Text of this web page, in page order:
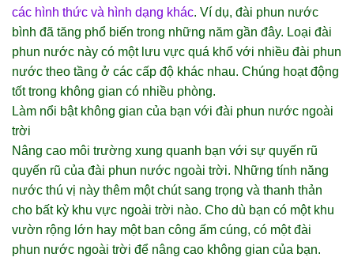
các hình thức và hình dạng khác. Ví dụ, đài phun nước
bình đã tăng phổ biến trong những năm gần đây. Loại đài
phun nước này có một lưu vực quá khổ với nhiều đài phun
nước theo tầng ở các cấp độ khác nhau. Chúng hoạt động
tốt trong không gian có nhiều phòng.
Làm nổi bật không gian của bạn với đài phun nước ngoài
trời
Nâng cao môi trường xung quanh bạn với sự quyến rũ
quyến rũ của đài phun nước ngoài trời. Những tính năng
nước thú vị này thêm một chút sang trọng và thanh thản
cho bất kỳ khu vực ngoài trời nào. Cho dù bạn có một khu
vườn rộng lớn hay một ban công ấm cúng, có một đài
phun nước ngoài trời để nâng cao không gian của bạn.